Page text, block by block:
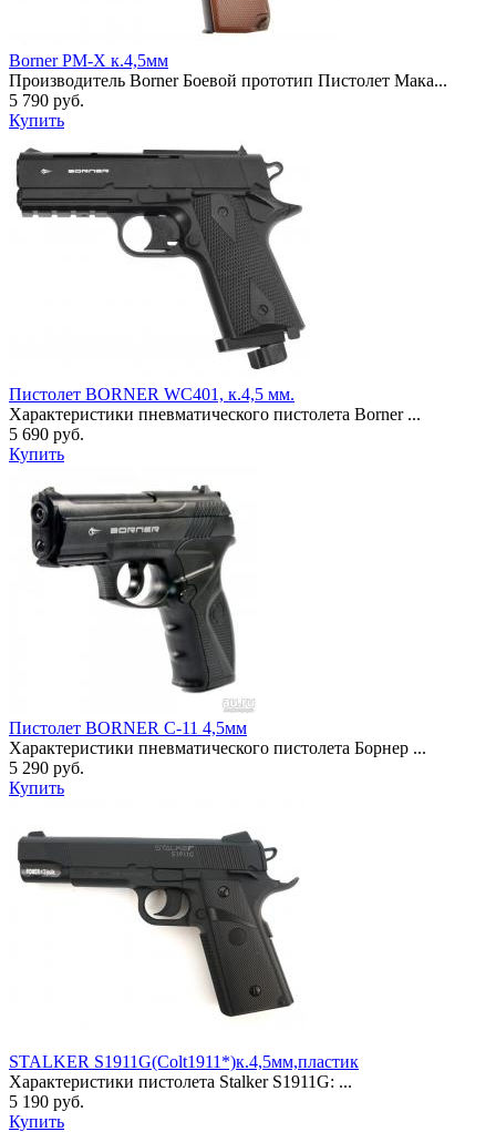
Borner PM-X к.4,5мм
Производитель Borner Боевой прототип Пистолет Мака...
5 790 руб.
Купить
Пистолет BORNER WC401, к.4,5 мм.
Характеристики пневматического пистолета Borner ...
5 690 руб.
Купить
Пистолет BORNER C-11 4,5мм
Характеристики пневматического пистолета Борнер ...
5 290 руб.
Купить
STALKER S1911G(Colt1911*)к.4,5мм,пластик
Характеристики пистолета Stalker S1911G: ...
5 190 руб.
Купить